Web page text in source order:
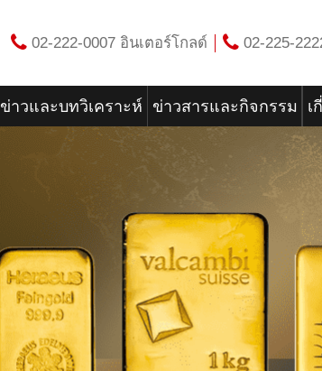
02-222-0007 อินเตอร์โกลด์ 02-225-
ข่าวและบทวิเคราะห์ ข่าวสารและกิจกรรม เ